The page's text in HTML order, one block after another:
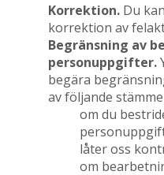
Korrektion. Du
korrektion av
Begränsning av
personuppgifter.
begära
av följande
om du
låter oss
om